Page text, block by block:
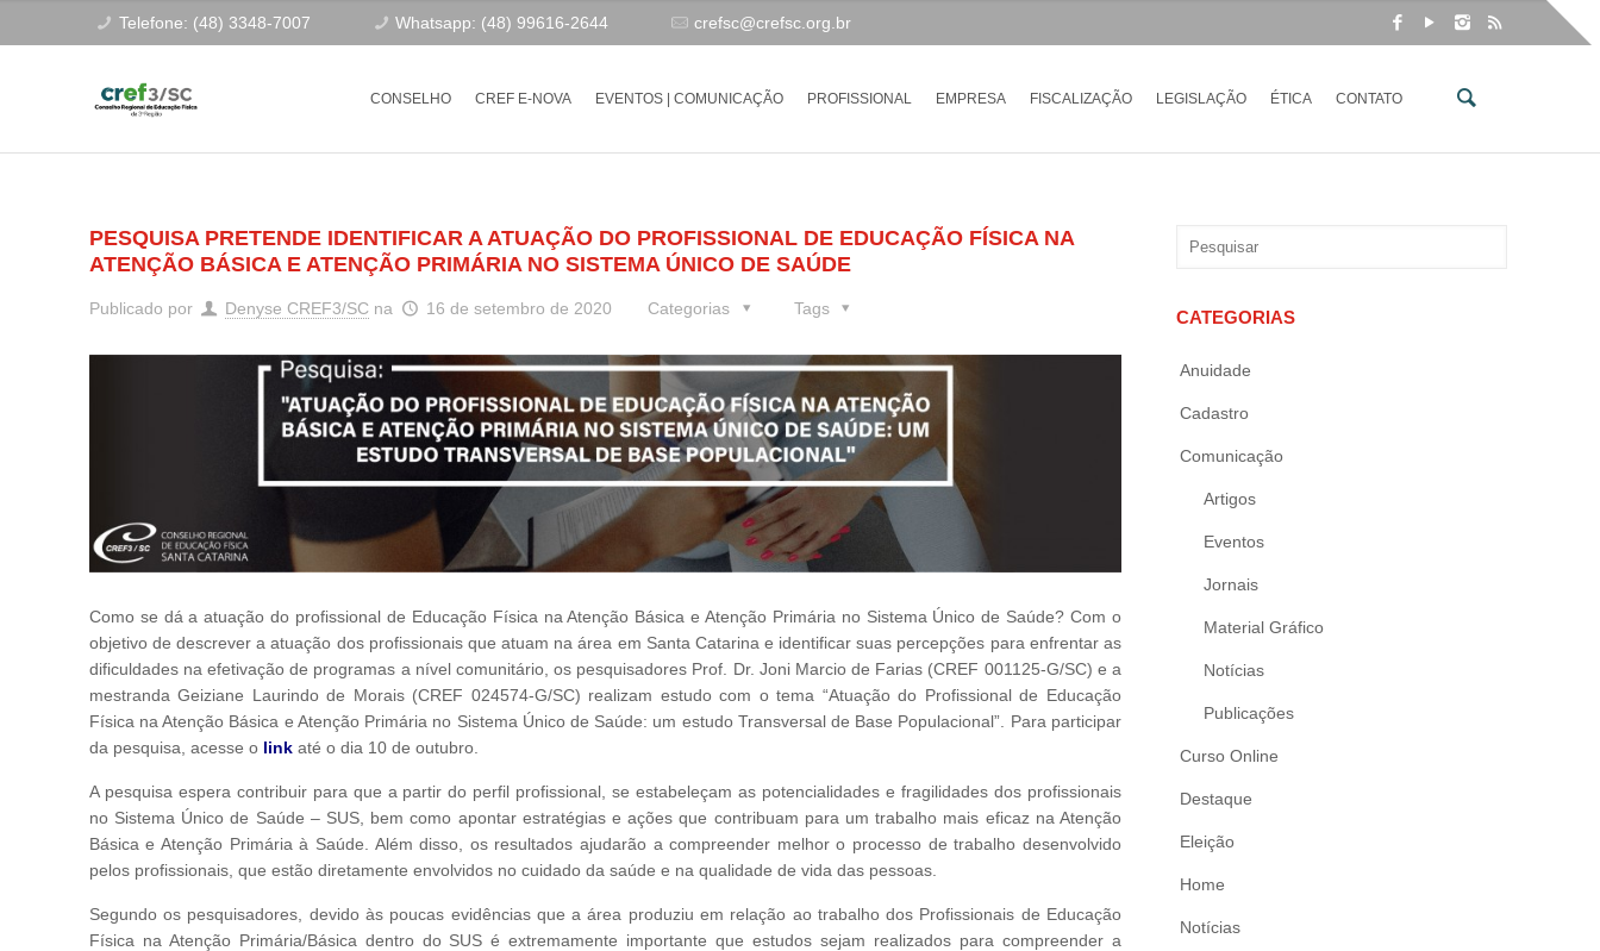
Telefone: (48) 3348-7007 Whatsapp: (48) 99616-2644 crefsc@crefsc.org.br
CONSELHO CREF E-NOVA EVENTOS | COMUNICAÇÃO PROFISSIONAL EMPRESA FISCALIZAÇÃO LEGISLAÇÃO ÉTICA CONTATO
PESQUISA PRETENDE IDENTIFICAR A ATUAÇÃO DO PROFISSIONAL DE EDUCAÇÃO FÍSICA NA
ATENÇÃO BÁSICA E ATENÇÃO PRIMÁRIA NO SISTEMA ÚNICO DE SAÚDE
Publicado por Denyse CREF3/SC na 16 de setembro de 2020 Categorias Tags
Como se dá a atuação do profissional de Educação Física na Atenção Básica e Atenção Primária no Sistema Único de Saúde? Com o
objetivo de descrever a atuação dos profissionais que atuam na área em Santa Catarina e identificar suas percepções para enfrentar as
dificuldades na efetivação de programas a nível comunitário, os pesquisadores Prof. Dr. Joni Marcio de Farias (CREF 001125-G/SC) e a
mestranda Geiziane Laurindo de Morais (CREF 024574-G/SC) realizam estudo com o tema “Atuação do Profissional de Educação
Física na Atenção Básica e Atenção Primária no Sistema Único de Saúde: um estudo Transversal de Base Populacional”. Para participar
da pesquisa, acesse o linkaté o dia 10 de outubro.
A pesquisa espera contribuir para que a partir do perfil profissional, se estabeleçam as potencialidades e fragilidades dos profissionais
no Sistema Único de Saúde – SUS, bem como apontar estratégias e ações que contribuam para um trabalho mais eficaz na Atenção
Básica e Atenção Primária à Saúde. Além disso, os resultados ajudarão a compreender melhor o processo de trabalho desenvolvido
pelos profissionais, que estão diretamente envolvidos no cuidado da saúde e na qualidade de vida das pessoas.
Segundo os pesquisadores, devido às poucas evidências que a área produziu em relação ao trabalho dos Profissionais de Educação
Física na Atenção Primária/Básica dentro do SUS é extremamente importante que estudos sejam realizados para compreender a
CATEGORIAS
Anuidade
Cadastro
Comunicação
Artigos
Eventos
Jornais
Material Gráfico
Notícias
Publicações
Curso Online
Destaque
Eleição
Home
Notícias